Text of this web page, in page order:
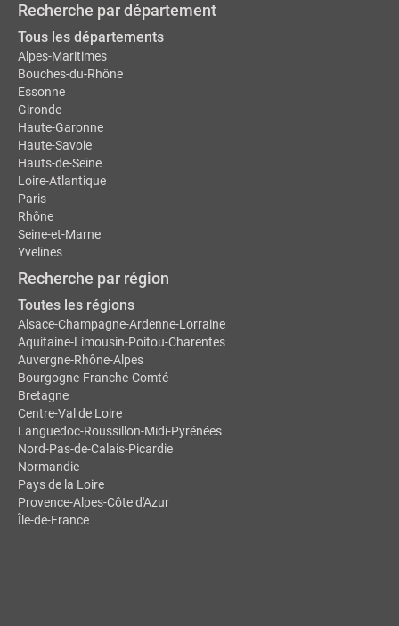
Recherche par département
Tous les départements
Alpes-Maritimes
Bouches-du-Rhône
Essonne
Gironde
Haute-Garonne
Haute-Savoie
Hauts-de-Seine
Loire-Atlantique
Paris
Rhône
Seine-et-Marne
Yvelines
Recherche par région
Toutes les régions
Alsace-Champagne-Ardenne-Lorraine
Aquitaine-Limousin-Poitou-Charentes
Auvergne-Rhône-Alpes
Bourgogne-Franche-Comté
Bretagne
Centre-Val de Loire
Languedoc-Roussillon-Midi-Pyrénées
Nord-Pas-de-Calais-Picardie
Normandie
Pays de la Loire
Provence-Alpes-Côte d'Azur
Île-de-France